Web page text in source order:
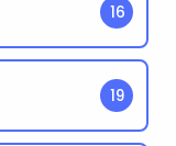
16
19